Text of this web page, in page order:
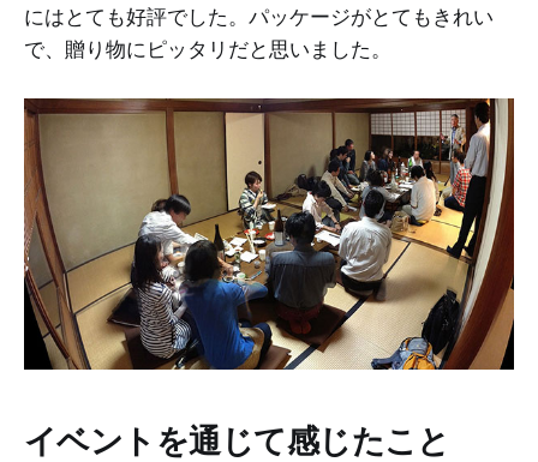
にはとても好評でした。パッケージがとてもきれい
で、贈り物にピッタリだと思いました。
イベントを通じて感じたこと